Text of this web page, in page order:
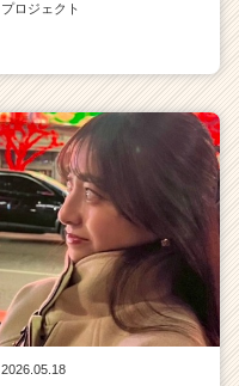
プロジェクト
2026.05.18